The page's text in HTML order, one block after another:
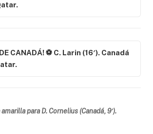
CANADÁ! ⚽ C. Larin (16′). Canadá
para D. Cornelius (Canadá, 9′).